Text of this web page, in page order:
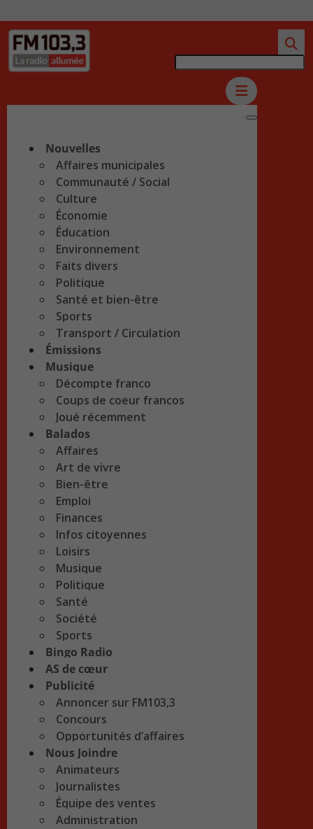
Nouvelles
Affaires municipales
Communauté / Social
Culture
Économie
Éducation
Environnement
Faits divers
Politique
Santé et bien-être
Sports
Transport / Circulation
Émissions
Musique
Décompte franco
Coups de coeur francos
Joué récemment
Balados
Affaires
Art de vivre
Bien-être
Emploi
Finances
Infos citoyennes
Loisirs
Musique
Politique
Santé
Société
Sports
Bingo Radio
AS de cœur
Publicité
Annoncer sur FM103,3
Concours
Opportunités d’affaires
Nous Joindre
Animateurs
Journalistes
Équipe des ventes
Administration